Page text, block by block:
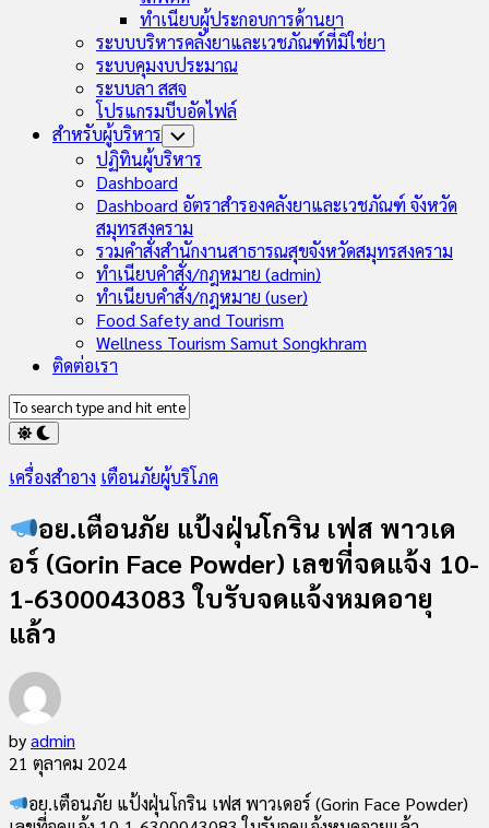
ทำเนียบผู้ประกอบการด้านยา
ระบบบริหารคลังยาและเวชภัณฑ์ที่มิใช่ยา
ระบบคุมงบประมาณ
ระบบลา สสจ
โปรแกรมบีบอัดไฟล์
สำหรับผู้บริหาร Toggle
Child
Menu
ปฏิทินผู้บริหาร
Dashboard
Dashboard อัตราสำรองคลังยาและเวชภัณฑ์ จังหวัด
สมุทรสงคราม
รวมคำสั่งสำนักงานสาธารณสุขจังหวัดสมุทรสงคราม
ทำเนียบคำสั่ง/กฎหมาย (admin)
ทำเนียบคำสั่ง/กฎหมาย (user)
Food Safety and Tourism
Wellness Tourism Samut Songkhram
ติดต่อเรา
เครื่องสำอาง เตือนภัยผู้บริโภค
อย.เตือนภัย แป้งฝุ่นโกริน เฟส พาวเด
อร์ (Gorin Face Powder) เลขที่จดแจ้ง 10-
1-6300043083 ใบรับจดแจ้งหมดอายุ
แล้ว
byadmin
21 ตุลาคม 2024
อย.เตือนภัย แป้งฝุ่นโกริน เฟส พาวเดอร์ (Gorin Face Powder)